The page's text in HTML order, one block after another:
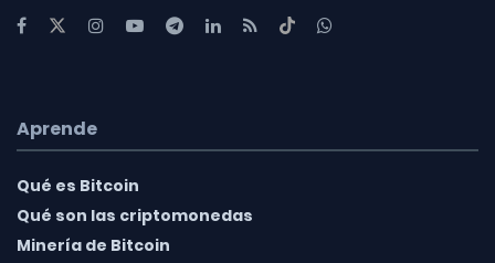
Aprende
Qué es Bitcoin
Qué son las criptomonedas
Minería de Bitcoin